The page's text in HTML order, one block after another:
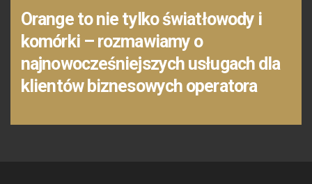
Orange to nie tylko światłowody i
komórki – rozmawiamy o
najnowocześniejszych usługach dla
klientów biznesowych operatora